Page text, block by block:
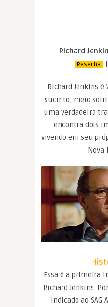
Richard
Resenha |
Richard Jenkins
sucinto, meio
uma verdadeira
encontra dois
vivendo em seu
Nova
Essa é a primeira
Richard Jenkins.
indicado ao SAG